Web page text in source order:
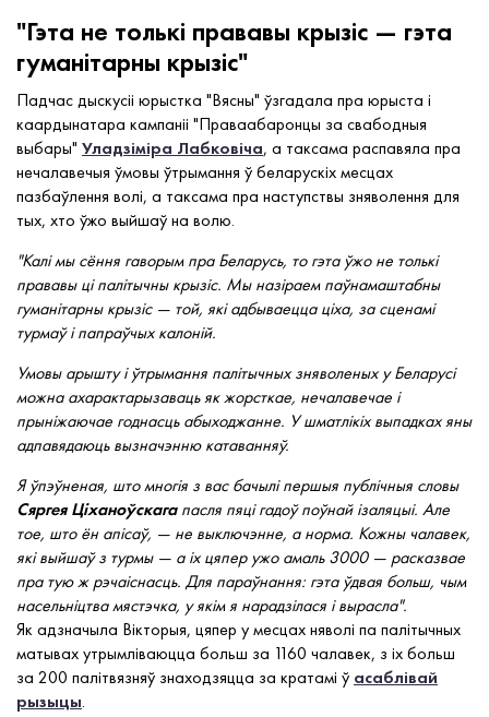
"Гэта не толькі прававы крызіс — гэта
гуманітарны крызіс"
Падчас дыскусіі юрыстка "Вясны" ўзгадала пра юрыста і
каардынатара кампаніі "Праваабаронцы за свабодныя
выбары" Уладзіміра Лабковіча, а таксама распавяла пра
нечалавечыя ўмовы ўтрымання ў беларускіх месцах
пазбаўлення волі, а таксама пра наступствы зняволення для
тых, хто ўжо выйшаў на волю.
"Калі мы сёння гаворым пра Беларусь, то гэта ўжо не толькі
прававы ці палітычны крызіс. Мы назіраем паўнамаштабны
гуманітарны крызіс — той, які адбываецца ціха, за сценамі
турмаў і папраўчых калоній.
Умовы арышту і ўтрымання палітычных зняволеных у Беларусі
можна ахарактарызаваць як жорсткае, нечалавечае і
прыніжаючае годнасць абыходжанне. У шматлікіх выпадках яны
адпавядаюць вызначэнню катаванняў.
Я ўпэўненая, што многія з вас бачылі першыя публічныя словы
Сяргея Ціханоўскагапасля пяці гадоў поўнай ізаляцыі. Але
тое, што ён апісаў, — не выключэнне, а норма. Кожны чалавек,
які выйшаў з турмы — а іх цяпер ужо амаль 3000 — расказвае
пра тую ж рэчаіснасць. Для параўнання: гэта ўдвая больш, чым
насельніцтва мястэчка, у якім я нарадзілася і вырасла".
Як адзначыла Вікторыя, цяпер у месцах няволі па палітычных
матывах утрымліваюцца больш за 1160 чалавек, з іх больш
за 200 палітвязняў знаходзяцца за кратамі ў асаблівай
рызыцы.